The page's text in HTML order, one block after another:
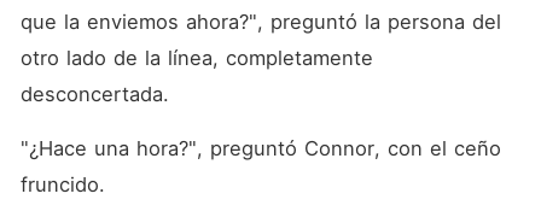
que la enviemos ahora?", preguntó la persona del
otro lado de la línea, completamente
desconcertada.
"¿Hace una hora?", preguntó Connor, con el ceño
fruncido.